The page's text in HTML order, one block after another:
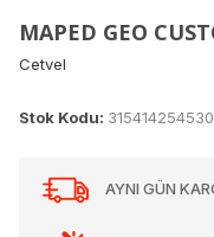
MAPED GEO
Cetvel
Stok Kodu:
AYNI GÜN